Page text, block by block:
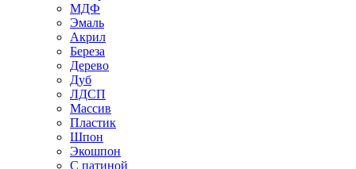
МДФ
Эмаль
Акрил
Береза
Дерево
Дуб
ЛДСП
Массив
Пластик
Шпон
Экошпон
С патиной